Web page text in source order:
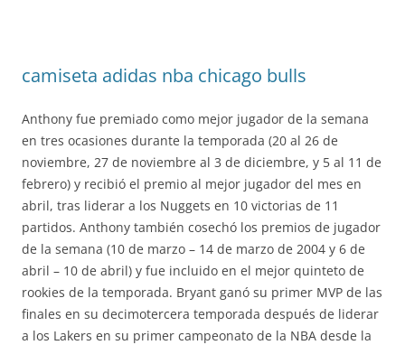
camiseta adidas nba chicago bulls
Anthony fue premiado como mejor jugador de la semana
en tres ocasiones durante la temporada (20 al 26 de
noviembre, 27 de noviembre al 3 de diciembre, y 5 al 11 de
febrero) y recibió el premio al mejor jugador del mes en
abril, tras liderar a los Nuggets en 10 victorias de 11
partidos. Anthony también cosechó los premios de jugador
de la semana (10 de marzo – 14 de marzo de 2004 y 6 de
abril – 10 de abril) y fue incluido en el mejor quinteto de
rookies de la temporada. Bryant ganó su primer MVP de las
finales en su decimotercera temporada después de liderar
a los Lakers en su primer campeonato de la NBA desde la